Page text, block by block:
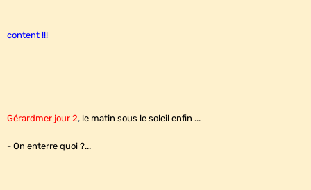
content !!!
Gérardmer jour 2, le matin sous le soleil enfin ...
- On enterre quoi ?...